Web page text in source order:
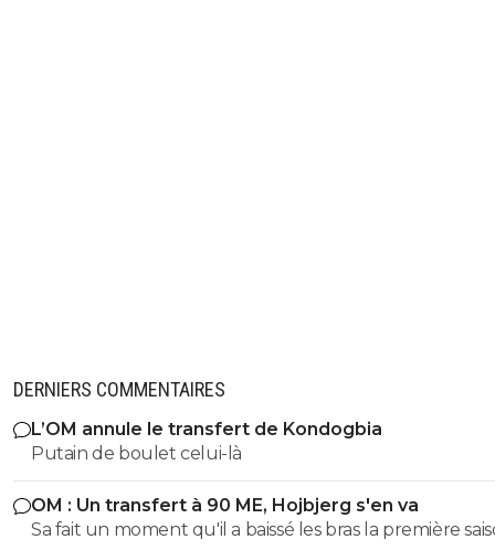
DERNIERS COMMENTAIRES
L’OM annule le transfert de Kondogbia
Putain de boulet celui-là
OM : Un transfert à 90 ME, Hojbjerg s'en va
Sa fait un moment qu'il a baissé les bras la première